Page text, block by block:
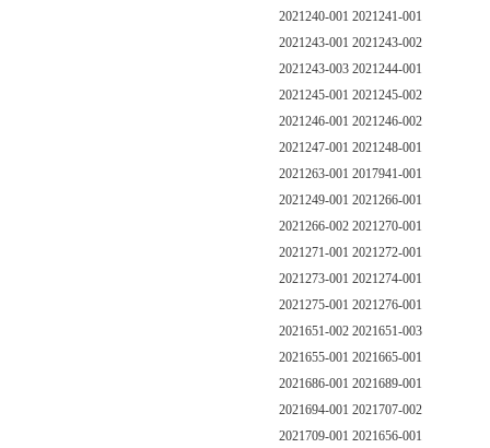
2021240-001 2021241-001
2021243-001 2021243-002
2021243-003 2021244-001
2021245-001 2021245-002
2021246-001 2021246-002
2021247-001 2021248-001
2021263-001 2017941-001
2021249-001 2021266-001
2021266-002 2021270-001
2021271-001 2021272-001
2021273-001 2021274-001
2021275-001 2021276-001
2021651-002 2021651-003
2021655-001 2021665-001
2021686-001 2021689-001
2021694-001 2021707-002
2021709-001 2021656-001